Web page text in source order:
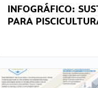
INFOGRÁFICO:
PARA